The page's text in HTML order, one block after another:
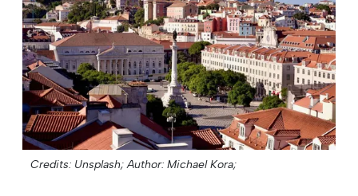
Credits: Unsplash; Author: Michael Kora;